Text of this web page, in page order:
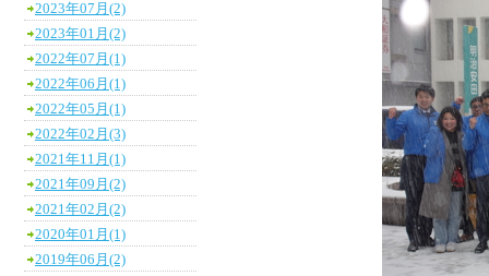
2023年07月(2)
2023年01月(2)
2022年07月(1)
2022年06月(1)
2022年05月(1)
2022年02月(3)
2021年11月(1)
2021年09月(2)
2021年02月(2)
2020年01月(1)
2019年06月(2)